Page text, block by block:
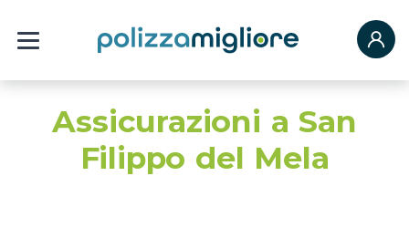
Assicurazioni a San
Filippo del Mela